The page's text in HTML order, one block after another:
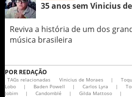
35 anos sem Vinicius
Reviva a história de um dos
música brasileira
POR REDAÇÃO
TAGs relacionadas Vinicius de Moraes |
Lobo
| Baden Powell | Carlos Lyra |
Jobim
| Candomblé | Gilda Mattoso |